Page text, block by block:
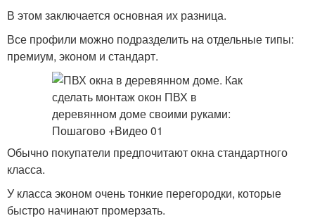
В этом заключается основная их разница.
Все профили можно подразделить на отдельные типы:
премиум, эконом и стандарт.
Обычно покупатели предпочитают окна стандартного
класса.
У класса эконом очень тонкие перегородки, которые
быстро начинают промерзать.